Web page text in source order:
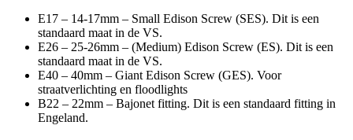
E17 – 14-17mm – Small Edison Screw (SES). Dit is een
standaard maat in de VS.
E26 – 25-26mm – (Medium) Edison Screw (ES). Dit is een
standaard maat in de VS.
E40 – 40mm – Giant Edison Screw (GES). Voor
straatverlichting en floodlights
B22 – 22mm – Bajonet fitting. Dit is een standaard fitting in
Engeland.